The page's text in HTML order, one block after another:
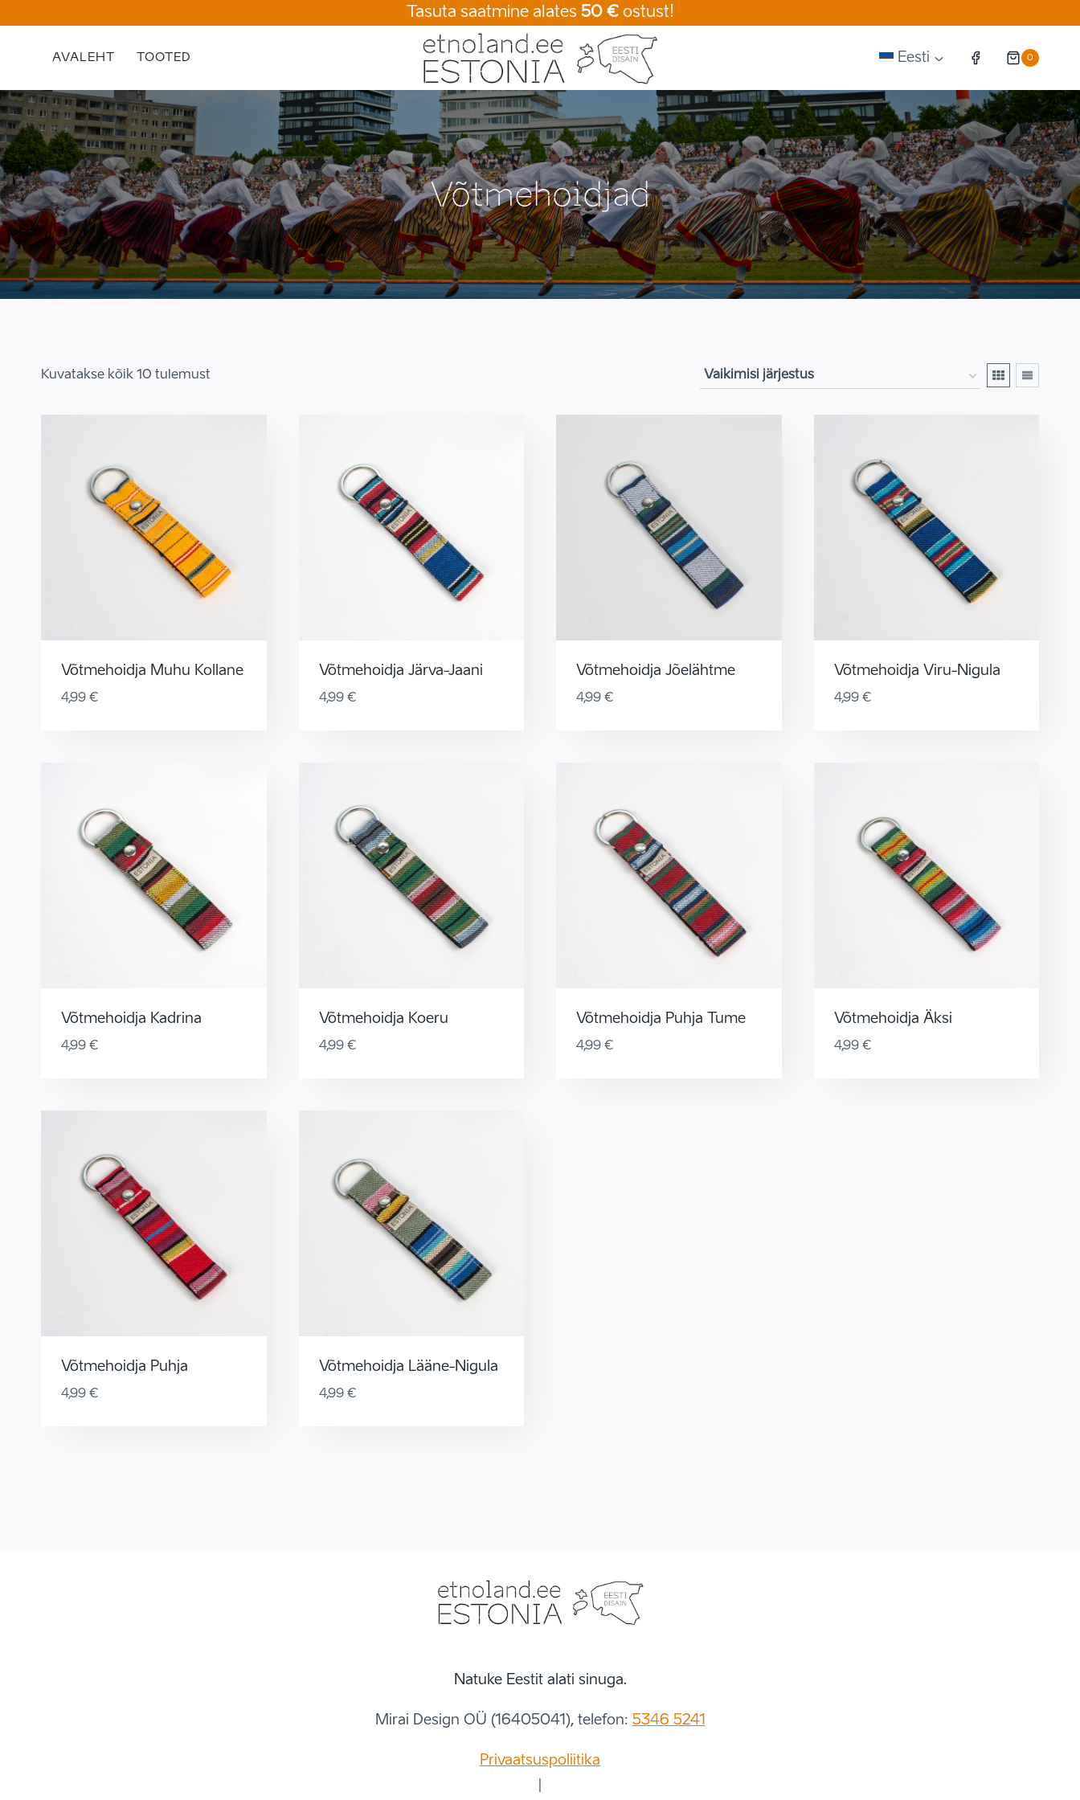
Tasuta saatmine alates 50 €ostust!
AVALEHT TOOTED Eesti 0
Võtmehoidjad
Kuvatakse kõik 10 tulemust
Võtmehoidja Muhu Kollane
4,99 €
Võtmehoidja Järva-Jaani
4,99 €
Võtmehoidja Jõelähtme
4,99 €
Võtmehoidja Viru-Nigula
4,99 €
Võtmehoidja Kadrina
4,99 €
Võtmehoidja Koeru
4,99 €
Võtmehoidja Puhja Tume
4,99 €
Võtmehoidja Äksi
4,99 €
Võtmehoidja Puhja
4,99 €
Võtmehoidja Lääne-Nigula
4,99 €
Natuke Eestit alati sinuga.
Mirai Design OÜ (16405041), telefon: 5346 5241
Privaatsuspoliitika